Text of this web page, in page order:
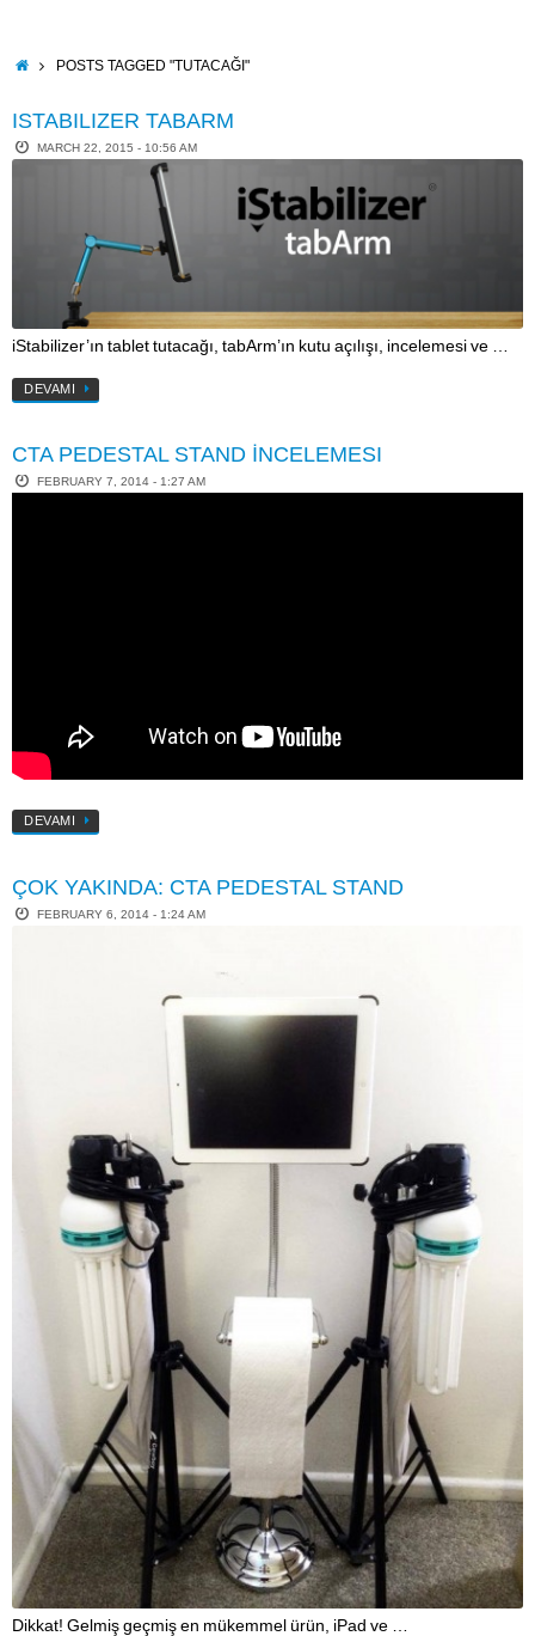
contentHOMEPOSTS TAGGED "TUTACAĞI"
ISTABILIZER TABARM
MARCH 22, 2015 - 10:56 AM
iStabilizer’ın tablet tutacağı, tabArm’ın kutu açılışı, incelemesi ve …
DEVAMI
CTA PEDESTAL STAND İNCELEMESI
FEBRUARY 7, 2014 - 1:27 AM
DEVAMI
ÇOK YAKINDA: CTA PEDESTAL STAND
FEBRUARY 6, 2014 - 1:24 AM
Dikkat! Gelmiş geçmiş en mükemmel ürün, iPad ve …